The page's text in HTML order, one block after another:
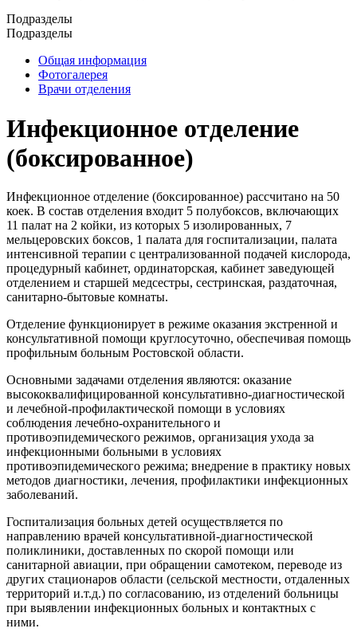
Подразделы
Подразделы
Общая информация
Фотогалерея
Врачи отделения
Инфекционное отделение
(боксированное)
Инфекционное отделение (боксированное) рассчитано на 50
коек. В состав отделения входит 5 полубоксов, включающих
11 палат на 2 койки, из которых 5 изолированных, 7
мельцеровских боксов, 1 палата для госпитализации, палата
интенсивной терапии с централизованной подачей кислорода,
процедурный кабинет, ординаторская, кабинет заведующей
отделением и старшей медсестры, сестринская, раздаточная,
санитарно-бытовые комнаты.
Отделение функционирует в режиме оказания экстренной и
консультативной помощи круглосуточно, обеспечивая помощь
профильным больным Ростовской области.
Основными задачами отделения являются: оказание
высококвалифицированной консультативно-диагностической
и лечебной-профилактической помощи в условиях
соблюдения лечебно-охранительного и
противоэпидемического режимов, организация ухода за
инфекционными больными в условиях
противоэпидемического режима; внедрение в практику новых
методов диагностики, лечения, профилактики инфекционных
заболеваний.
Госпитализация больных детей осуществляется по
направлению врачей консультативной-диагностической
поликлиники, доставленных по скорой помощи или
санитарной авиации, при обращении самотеком, переводе из
других стационаров области (сельской местности, отдаленных
территорий и.т.д.) по согласованию, из отделений больницы
при выявлении инфекционных больных и контактных с
ними.